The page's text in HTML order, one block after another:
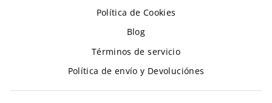
Política de Cookies
Blog
Términos de servicio
Política de envío y Devoluciónes